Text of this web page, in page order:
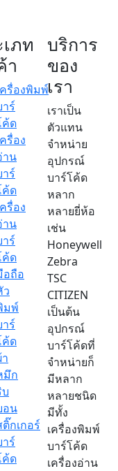
ภท
า
ครื่องพิมพ์
ร์
ค้ด
รื่อง
าน
ร์
ค้ด
รื่อง
าน
ร์
ค้ด
อถือ
มพ์
ร์
ค้ด
มึก
อน
ติ๊กเกอร์
ร์
ค้ด
บริการ
ของ
เรา
เราเป็น
ตัวแทน
จำหน่าย
อุปกรณ์
บาร์โค้ด
หลาก
หลายยี่ห้อ
เช่น
Honeywell
Zebra
TSC
CITIZEN
เป็นต้น
อุปกรณ์
บาร์โค้ดที่
จำหน่ายก็
มีหลาก
หลายชนิด
มีทั้ง
เครื่องพิมพ์
บาร์โค้ด
เครื่องอ่าน